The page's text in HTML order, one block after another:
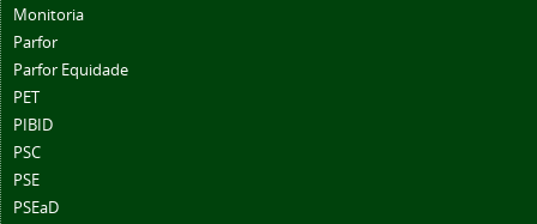
Monitoria
Parfor
Parfor Equidade
PET
PIBID
PSC
PSE
PSEaD